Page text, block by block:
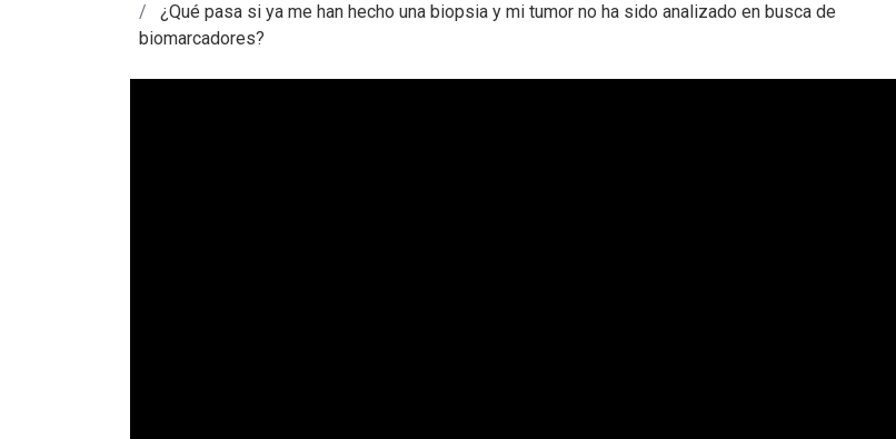
¿Qué pasa si ya me han hecho una biopsia y mi tumor no ha sido analizado en busca de
biomarcadores?